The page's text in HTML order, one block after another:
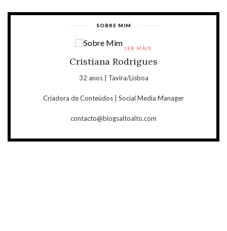
SOBRE MIM
Cristiana Rodrigues
32 anos | Tavira/Lisboa
Criadora de Conteúdos | Social Media Manager
contacto@blogsaltoalto.com
LER MAIS